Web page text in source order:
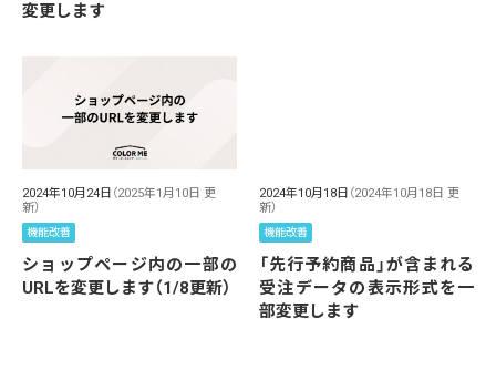
変更します
2024年10月24日 （2025年1月10日 更
新）
機能改善
ショップページ内の一部の
URLを変更します（1/8更新）
2024年10月18日 （2024年10月18日 更
新）
機能改善
「先行予約商品」が含まれる
受注データの表示形式を一
部変更します